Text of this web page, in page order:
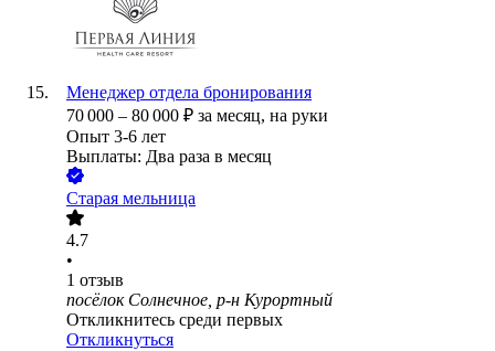
Менеджер отдела бронирования
70 000 – 80 000 ₽ за месяц, на руки
Опыт 3-6 лет
Выплаты: Два раза в месяц
Старая мельница
4.7
•
1 отзыв
посёлок Солнечное, р-н Курортный
Откликнитесь среди первых
Откликнуться